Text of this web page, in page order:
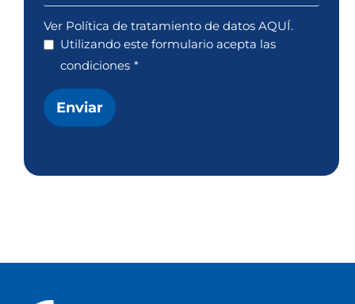
Ver Política de tratamiento de datos AQUÍ.
Utilizando este formulario acepta las
condiciones *
Enviar